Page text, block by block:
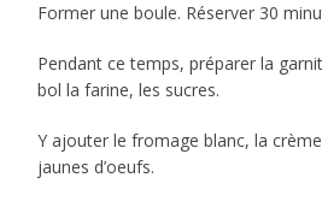
Former une boule. Réserver 30
Pendant ce temps, préparer la
bol la farine, les sucres.
Y ajouter le fromage blanc, la
jaunes d’oeufs.